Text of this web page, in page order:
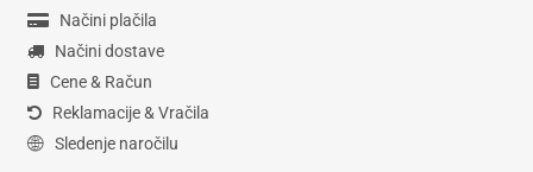
Načini plačila
Načini dostave
Cene & Račun
Reklamacije & Vračila
Sledenje naročilu